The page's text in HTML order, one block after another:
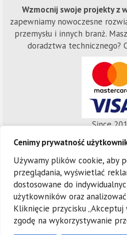
Cenimy prywatność
Używamy plików cookie, aby
przeglądania, wyświetlać
dostosowane do
użytkowników oraz
Kliknięcie przycisku „Akceptuj
zgodę na wykorzystywanie
Wzmocnij swoje projekty z
zapewniamy nowoczesne
przemysłu i innych branż.
doradztwa technicznego?
Since
Fiber.Bet ©
Wszystkie prawa
Polityka prywatności